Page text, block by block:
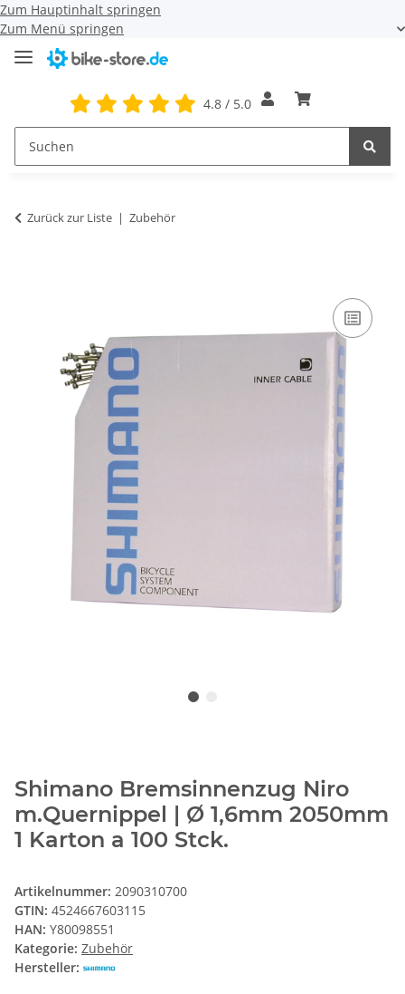
Zum Hauptinhalt springen
Zum Menü springen
4.8 / 5.0
Zurück zur Liste Zubehör
Shimano Bremsinnenzug Niro
m.Quernippel | Ø 1,6mm 2050mm
1 Karton a 100 Stck.
Artikelnummer: 2090310700
GTIN: 4524667603115
HAN: Y80098551
Kategorie: Zubehör
Hersteller: